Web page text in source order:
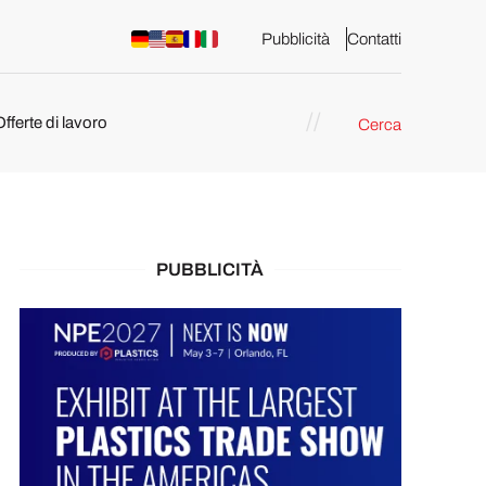
Pubblicità Contatti
di lavoro Cerca
PUBBLICITÀ